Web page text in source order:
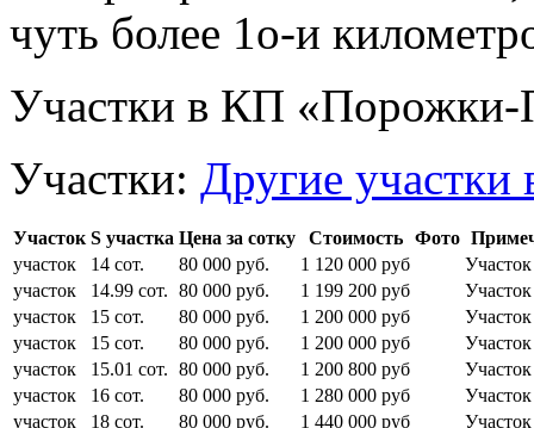
чуть более 1о-и
Участки в КП «Порожки-
Участки: Другие
Участок S участка Цена за сотку Стоимость Фото
участок
14 сот. 80 000 руб. 1 120 000 руб
участок
14.99 сот. 80 000 руб. 1 199 200 руб
участок
15 сот. 80 000 руб. 1 200 000 руб
участок
15 сот. 80 000 руб. 1 200 000 руб
участок
15.01 сот. 80 000 руб. 1 200 800 руб
участок
16 сот. 80 000 руб. 1 280 000 руб
участок
18 сот. 80 000 руб. 1 440 000 руб